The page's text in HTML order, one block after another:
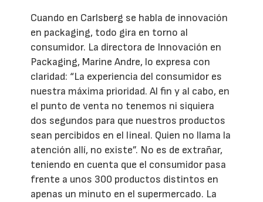
Cuando en Carlsberg se habla de innovación
en packaging, todo gira en torno al
consumidor. La directora de Innovación en
Packaging, Marine Andre, lo expresa con
claridad: “La experiencia del consumidor es
nuestra máxima prioridad. Al fin y al cabo, en
el punto de venta no tenemos ni siquiera
dos segundos para que nuestros productos
sean percibidos en el lineal. Quien no llama la
atención allí, no existe”. No es de extrañar,
teniendo en cuenta que el consumidor pasa
frente a unos 300 productos distintos en
apenas un minuto en el supermercado. La